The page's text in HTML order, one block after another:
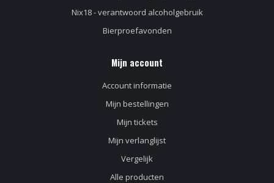
Nix18 - verantwoord alcoholgebruik
Bierproefavonden
Mijn account
Account informatie
Mijn bestellingen
Mijn tickets
Mijn verlanglijst
Vergelijk
Alle producten